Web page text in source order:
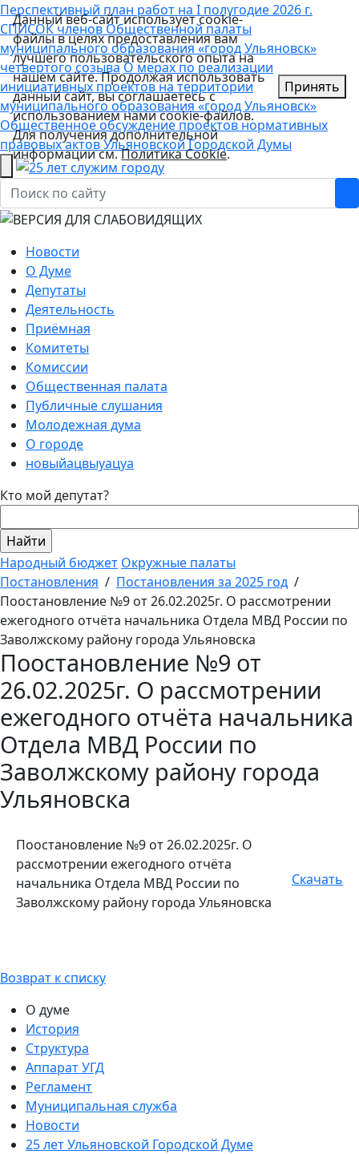
Перспективный план работ на I полугодие 2026 г.
СПИСОК членов Общественной палаты
муниципального образования «город Ульяновск»
четвертого созываО мерах по реализации
инициативных проектов на территории
муниципального образования «город Ульяновск»
Общественное обсуждение проектов нормативных
правовых актов Ульяновской Городской Думы
Новости
О Думе
Депутаты
Деятельность
Приёмная
Комитеты
Комиссии
Общественная палата
Публичные слушания
Молодежная дума
О городе
новыйацвыуацуа
Кто мой депутат?
Народный бюджет Окружные палаты
Постановления / Постановления за 2025 год /
Поостановление №9 от 26.02.2025г. О рассмотрении
ежегодного отчёта начальника Отдела МВД России по
Заволжскому району города Ульяновска
Поостановление №9 от
26.02.2025г. О рассмотрении
ежегодного отчёта начальника
Отдела МВД России по
Заволжскому району города
Ульяновска
Поостановление №9 от 26.02.2025г. О
рассмотрении ежегодного отчёта
начальника Отдела МВД России по
Заволжскому району города Ульяновска
Скачать
Возврат к списку
О думе
История
Структура
Аппарат УГД
Регламент
Муниципальная служба
Новости
25 лет Ульяновской Городской Думе
Данный веб-сайт использует cookie-
файлы в целях предоставления вам
лучшего пользовательского опыта на
нашем сайте. Продолжая использовать
данный сайт, вы соглашаетесь с
использованием нами cookie-файлов.
Для получения дополнительной
информации см.Политика Cookie.
Принять